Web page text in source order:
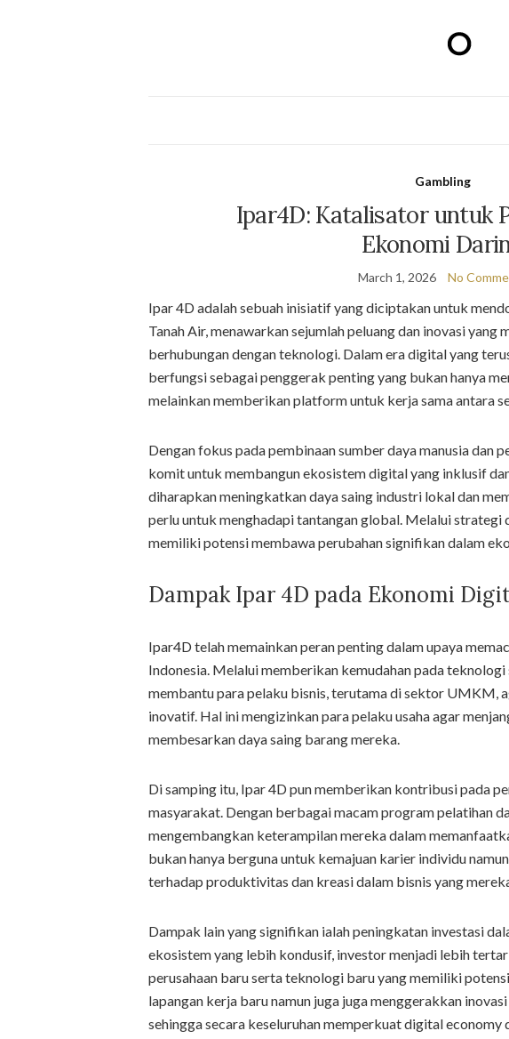
Gambling
Ipar4D: Katalisator untuk
Ekonomi
March 1, 2026 No
Ipar 4D adalah sebuah inisiatif yang diciptakan untuk
Tanah Air, menawarkan sejumlah peluang dan inovasi yang
berhubungan dengan teknologi. Dalam era digital yang
berfungsi sebagai penggerak penting yang bukan hanya
melainkan memberikan platform untuk kerja sama antara
Dengan fokus pada pembinaan sumber daya manusia dan
komit untuk membangun ekosistem digital yang inklusif
diharapkan meningkatkan daya saing industri lokal dan
perlu untuk menghadapi tantangan global. Melalui strategi
memiliki potensi membawa perubahan signifikan dalam
Dampak Ipar 4D pada Ekonomi
Ipar4D telah memainkan peran penting dalam upaya
Indonesia. Melalui memberikan kemudahan pada
membantu para pelaku bisnis, terutama di sektor UMKM,
inovatif. Hal ini mengizinkan para pelaku usaha agar
membesarkan daya saing barang mereka.
Di samping itu, Ipar 4D pun memberikan kontribusi pada
masyarakat. Dengan berbagai macam program pelatihan
mengembangkan keterampilan mereka dalam
bukan hanya berguna untuk kemajuan karier individu
terhadap produktivitas dan kreasi dalam bisnis yang
Dampak lain yang signifikan ialah peningkatan investasi
ekosistem yang lebih kondusif, investor menjadi lebih
perusahaan baru serta teknologi baru yang memiliki
lapangan kerja baru namun juga juga menggerakkan
sehingga secara keseluruhan memperkuat digital economy